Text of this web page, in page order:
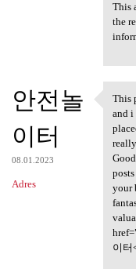
This
the
안전놀
이터
08.01.2023
Adres
This
This
and i
your
이터